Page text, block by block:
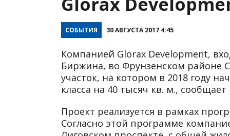
СОБЫТИЯ 30 АВГУСТА 2017 4:45
Компанией Glorax Development,
Биржина, во Фрунзенском районе
участок, на котором в 2018 году
класса на 40 тысяч кв. м., сообщает
Проект реализуется в рамках
Согласно этой программе